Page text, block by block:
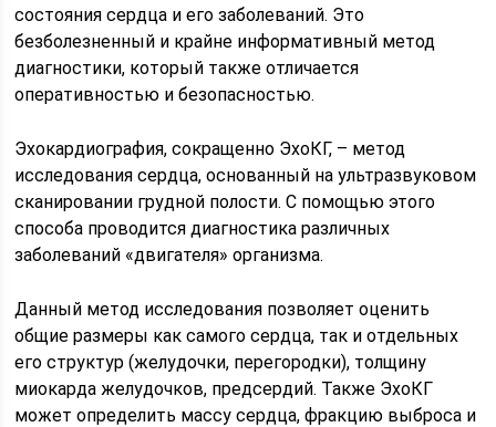
состояния сердца и его заболеваний. Это
безболезненный и крайне информативный метод
диагностики, который также отличается
оперативностью и безопасностью.
Эхокардиография, сокращенно ЭхоКГ, – метод
исследования сердца, основанный на ультразвуковом
сканировании грудной полости. С помощью этого
способа проводится диагностика различных
заболеваний «двигателя» организма.
Данный метод исследования позволяет оценить
общие размеры как самого сердца, так и отдельных
его структур (желудочки, перегородки), толщину
миокарда желудочков, предсердий. Также ЭхоКГ
может определить массу сердца, фракцию выброса и